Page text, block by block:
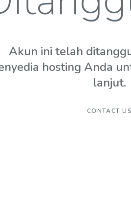
Akun ini telah
hosting Anda
lanjut.
CONTACT US